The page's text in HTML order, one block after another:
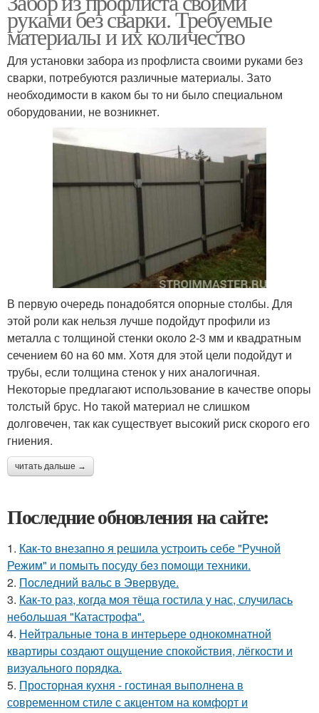
руками без сварки. Требуемые
материалы и их количество
Для установки забора из профлиста своими руками без
сварки, потребуются различные материалы. Зато
необходимости в каком бы то ни было специальном
оборудовании, не возникнет.
В первую очередь понадобятся опорные столбы. Для
этой роли как нельзя лучше подойдут профили из
металла с толщиной стенки около 2-3 мм и квадратным
сечением 60 на 60 мм. Хотя для этой цели подойдут и
трубы, если толщина стенок у них аналогичная.
Некоторые предлагают использование в качестве опоры
толстый брус. Но такой материал не слишком
долговечен, так как существует высокий риск скорого его
гниения.
читать дальше →
Последние обновления на сайте:
1. Как-то внезапно я решила устроить себе "Ручной
Режим" и помыть посуду без помощи техники.
2. Последний вальс в Эвервуде.
3. Как-то раз, когда моя тёща гостила у нас, случилась
небольшая "Катастрофа".
4. Нейтральные тона в интерьере однокомнатной
квартиры создают ощущение спокойствия, лёгкости и
визуального порядка.
5. Просторная кухня - гостиная выполнена в
современном стиле с акцентом на комфорт и